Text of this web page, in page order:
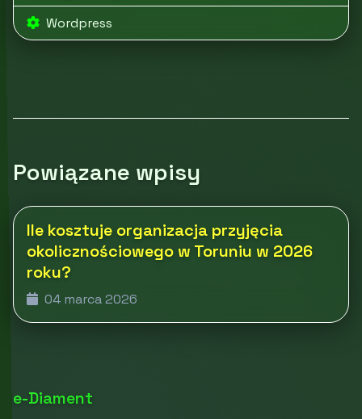
Wordpress
Powiązane wpisy
Ile kosztuje organizacja przyjęcia
okolicznościowego w Toruniu w 2026
roku?
04 marca 2026
e-Diament